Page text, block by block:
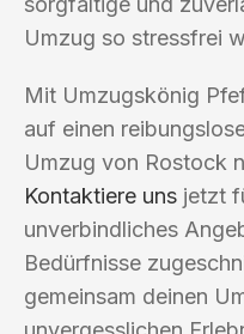
Umzug so stressfrei
Mit Umzugskönig
auf einen
Umzug von Rostock
Kontaktiere uns jetzt
unverbindliches
Bedürfnisse
gemeinsam deinen